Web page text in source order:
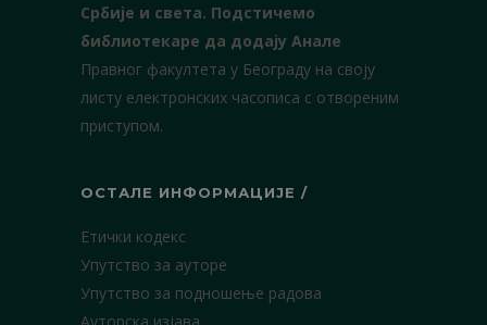
Србије и света. Подстичемо
библиотекаре да додају Анале
Правног факултета у Београду на своју
листу електронских часописа с отвореним
приступом.
ОСТАЛЕ ИНФОРМАЦИЈЕ /
Етички кодекс
Упутство за ауторе
Упутство за подношење радова